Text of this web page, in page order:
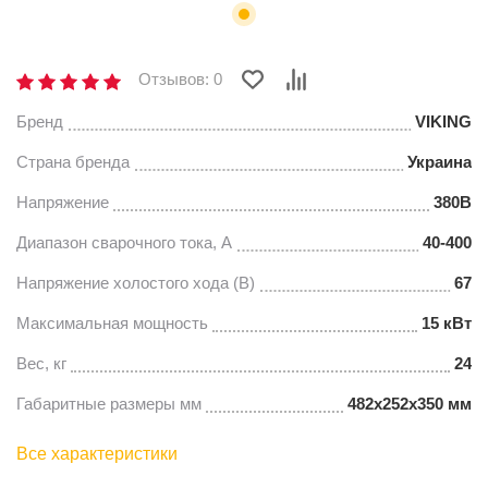
Отзывов: 0
Бренд VIKING
Страна бренда Украина
Напряжение 380В
Диапазон сварочного тока, А 40-400
Напряжение холостого хода (B) 67
Максимальная мощность 15 кВт
Вес, кг 24
Габаритные размеры мм 482х252х350 мм
Все характеристики